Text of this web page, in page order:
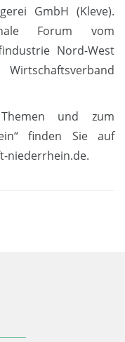
GmbH (Kleve).
Forum vom
Nord-West
und zum
finden Sie auf
niederrhein.de.